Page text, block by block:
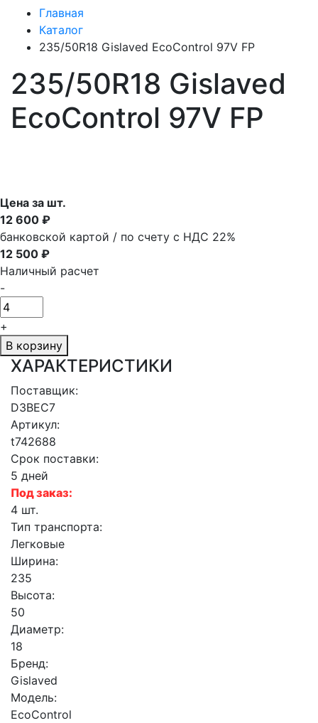
Главная
Каталог
235/50R18 Gislaved EcoControl 97V FP
235/50R18 Gislaved
EcoControl 97V FP
ХАРАКТЕРИСТИКИ
Поставщик:
D3BEC7
Артикул:
t742688
Срок поставки:
5 дней
Под заказ:
4 шт.
Тип транспорта:
Легковые
Ширина:
235
Высота:
50
Диаметр:
18
Бренд:
Gislaved
Модель:
EcoControl
Цена за шт.
12 600 ₽
банковской картой / по счету с НДС 22%
12 500 ₽
Наличный расчет
-
+
В корзину